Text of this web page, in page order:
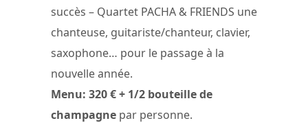
succès – Quartet PACHA & FRIENDS une
chanteuse, guitariste/chanteur, clavier,
saxophone… pour le passage à la
nouvelle année.
Menu: 320 € + 1/2 bouteille de
champagne par personne.